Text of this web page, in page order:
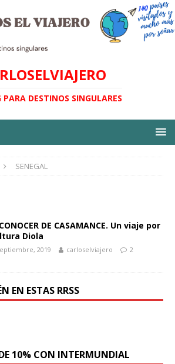
PARA DESTINOS SINGULARES
SENEGAL
DE CASAMANCE. Un viaje por
Diola
2019 carloselviajero 2
EN ESTAS RRSS
10% CON INTERMUNDIAL